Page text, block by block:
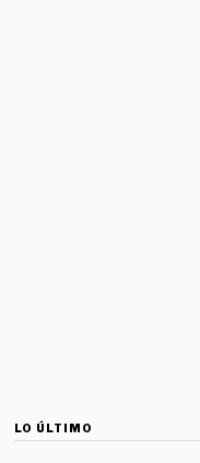
LO ÚLTIMO